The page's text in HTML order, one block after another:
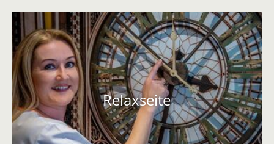
!!!Dieser LINK führt zur TOTALEN ENTSPANNUNG!!!